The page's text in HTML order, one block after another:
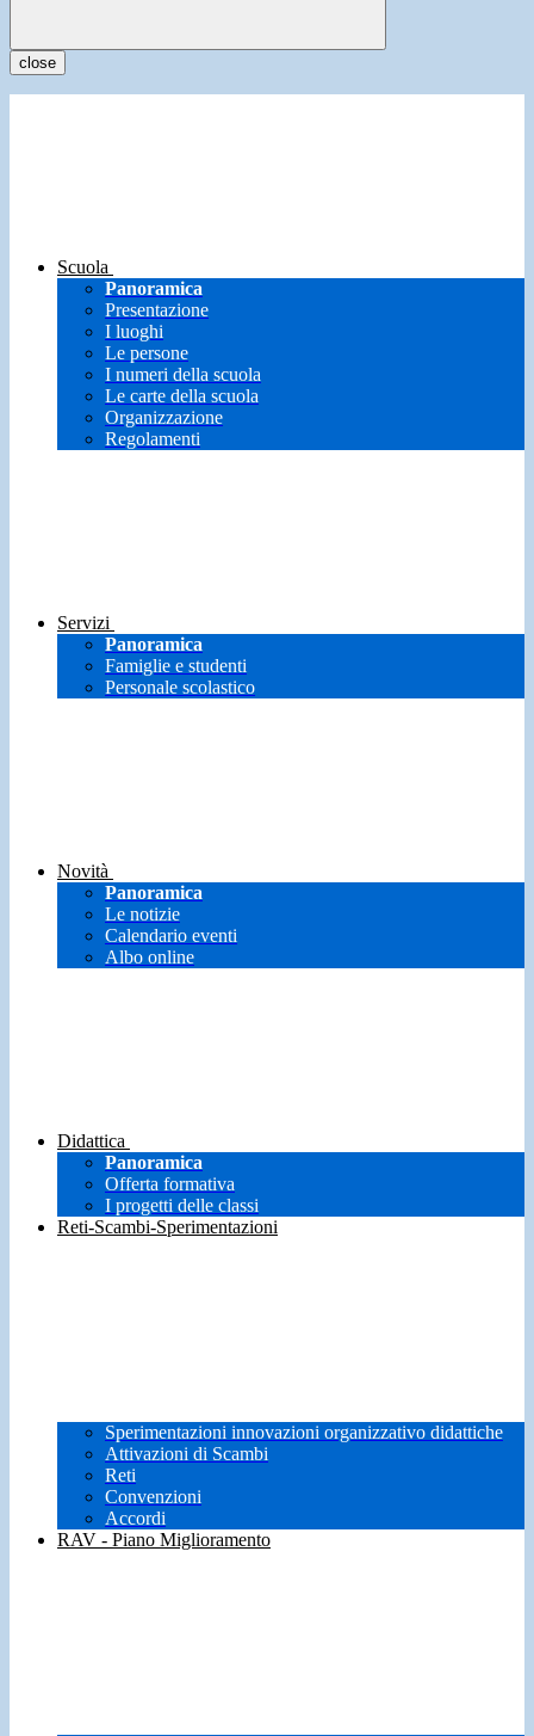
close
Scuola
Panoramica
Presentazione
I luoghi
Le persone
I numeri della scuola
Le carte della scuola
Organizzazione
Regolamenti
Servizi
Panoramica
Famiglie e studenti
Personale scolastico
Novità
Panoramica
Le notizie
Calendario eventi
Albo online
Didattica
Panoramica
Offerta formativa
I progetti delle classi
Reti-Scambi-Sperimentazioni
Sperimentazioni innovazioni organizzativo didattiche
Attivazioni di Scambi
Reti
Convenzioni
Accordi
RAV - Piano Miglioramento